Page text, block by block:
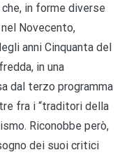
in forme diverse
Novecento,
anni Cinquanta del
in una
dal terzo programma
fra i “traditori della
Riconobbe però,
dei suoi critici